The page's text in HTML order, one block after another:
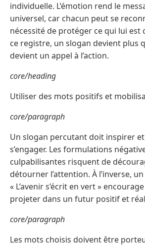
individuelle. L’émotion rend le
universel, car chacun peut se
nécessité de protéger ce qui lui est
ce registre, un slogan devient plus
devient un appel à l’action.
core/heading
Utiliser des mots positifs et
core/paragraph
Un slogan percutant doit inspirer
s’engager. Les formulations
culpabilisantes risquent de
détourner l’attention. À l’inverse,
« L’avenir s’écrit en vert »
projeter dans un futur positif et
core/paragraph
Les mots choisis doivent être